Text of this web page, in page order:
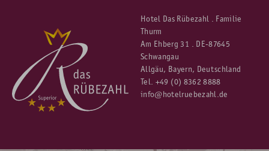
Hotel Das Rübezahl . Familie
Thurm
Am Ehberg 31 . DE-87645
Schwangau
Allgäu, Bayern, Deutschland
Tel. +49 (0) 8362 8888
info@hotelruebezahl.de